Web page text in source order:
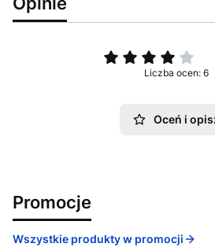
Liczba ocen: 6
Oceń i
Promocje
Wszystkie produkty w promocji